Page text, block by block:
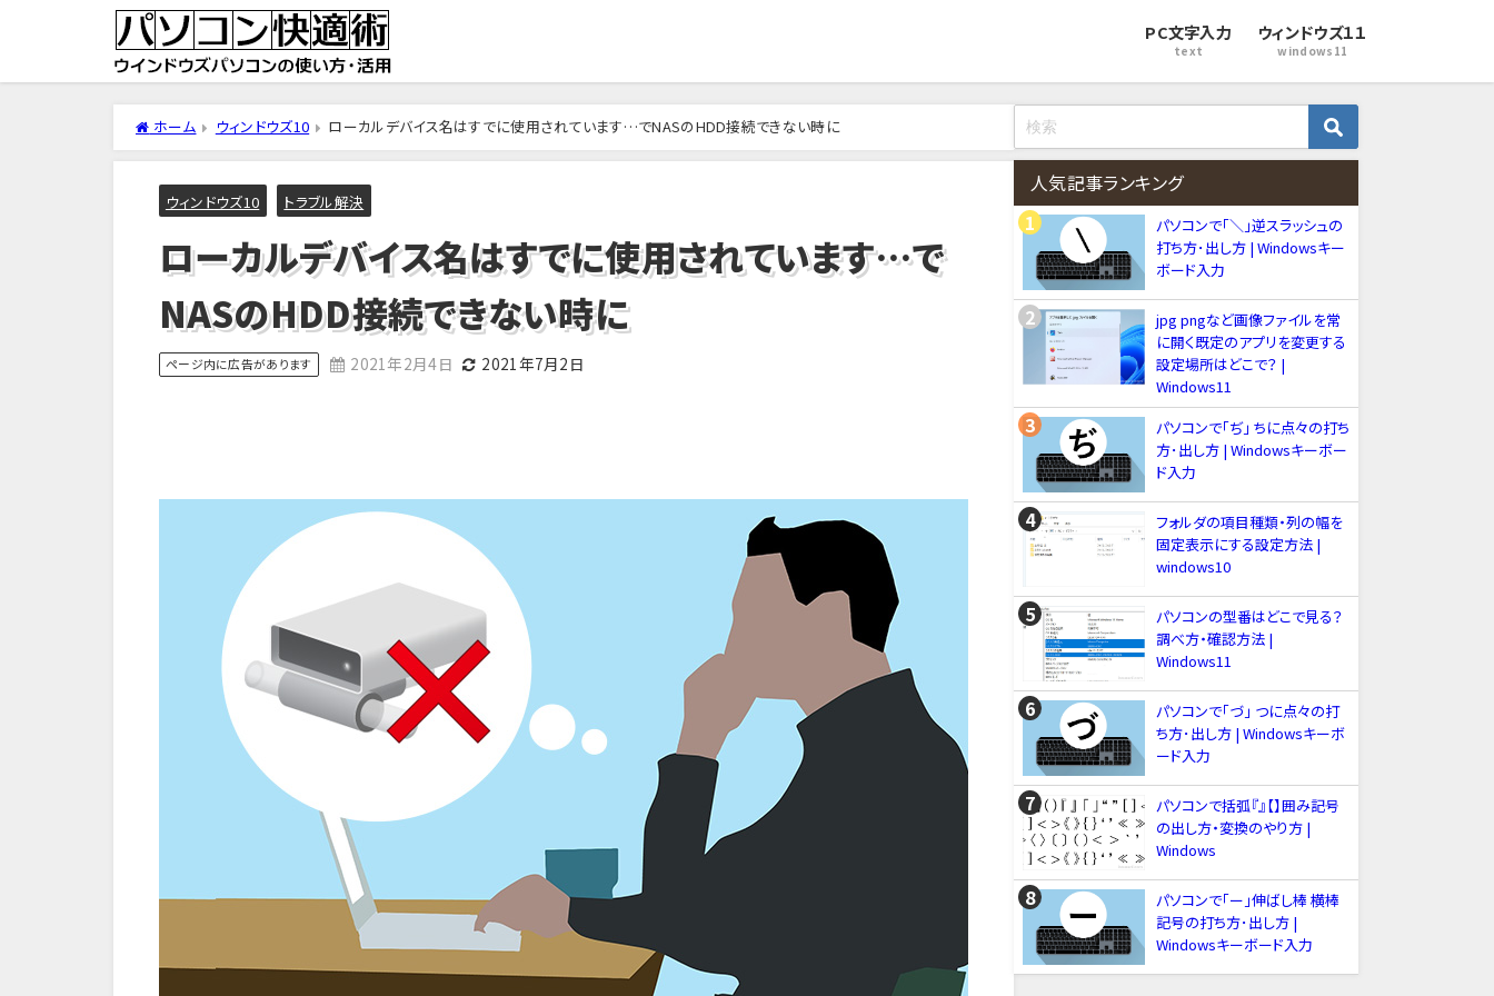
PC文字入力
text
ウィンドウズ１１
windows11
ホーム ウィンドウズ10 ローカルデバイス名はすでに使用されています…でNASのHDD接続できない時に
ウィンドウズ10 トラブル解決
ローカルデバイス名はすでに使用されています…で
NASのHDD接続できない時に
ページ内に広告があります 2021年2月4日 2021年7月2日
人気記事ランキング
パソコンで「＼」逆スラッシュの
打ち方･出し方 | Windowsキー
ボード入力
jpg pngなど画像ファイルを常
に開く既定のアプリを変更する
設定場所はどこで？ |
Windows11
パソコンで「ぢ」 ちに点々の打ち
方･出し方 | Windowsキーボー
ド入力
フォルダの項目種類・列の幅を
固定表示にする設定方法 |
windows10
パソコンの型番はどこで見る？
調べ方・確認方法 |
Windows11
パソコンで「づ」 つに点々の打
ち方･出し方 | Windowsキーボ
ード入力
パソコンで括弧『』【】囲み記号
の出し方・変換のやり方 |
Windows
パソコンで「ー」伸ばし棒 横棒
記号の打ち方･出し方 |
Windowsキーボード入力